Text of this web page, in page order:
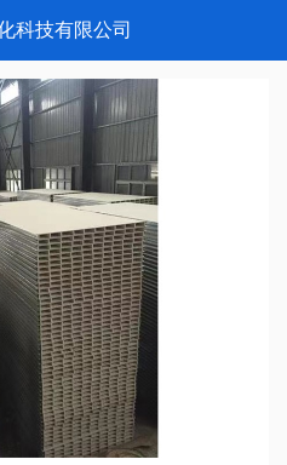
科技有限公司